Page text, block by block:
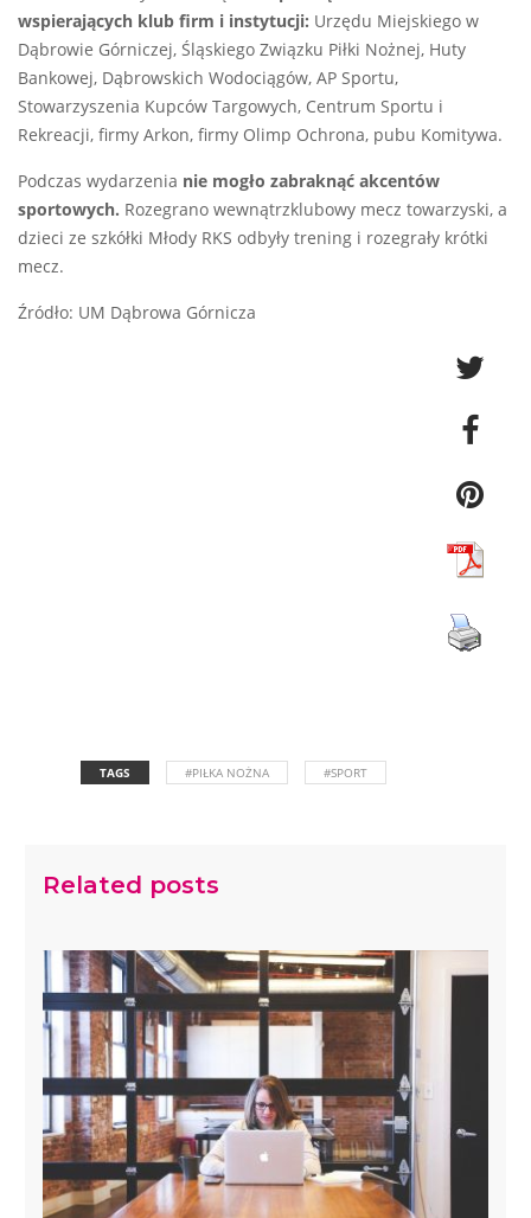
wspierających klub firm i instytucji: Urzędu Miejskiego w
Dąbrowie Górniczej, Śląskiego Związku Piłki Nożnej, Huty
Bankowej, Dąbrowskich Wodociągów, AP Sportu,
Stowarzyszenia Kupców Targowych, Centrum Sportu i
Rekreacji, firmy Arkon, firmy Olimp Ochrona, pubu Komitywa.
Podczas wydarzenia nie mogło zabraknąć akcentów
sportowych. Rozegrano wewnątrzklubowy mecz towarzyski, a
dzieci ze szkółki Młody RKS odbyły trening i rozegrały krótki
mecz.
Źródło: UM Dąbrowa Górnicza
TAGS #PIŁKA NOŻNA #SPORT
Related posts